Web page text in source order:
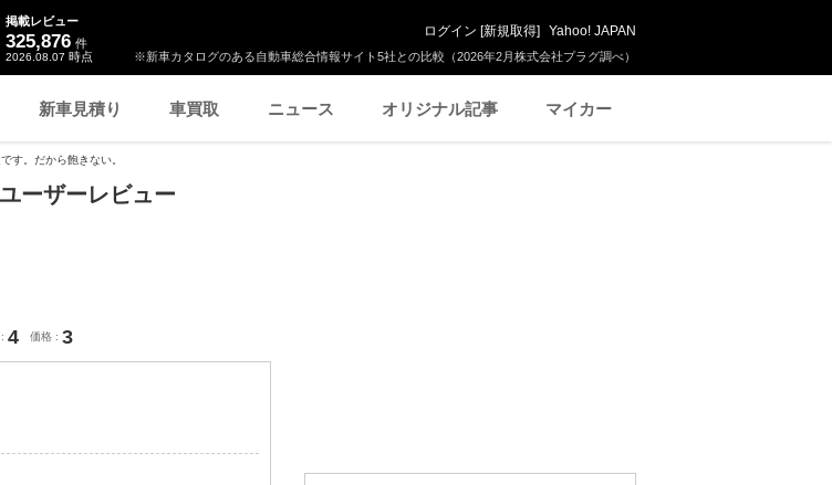
※新車カタログのある自動車総合情報サイト5社との比較（2026年2月株式会社プラグ調べ）
掲載レビュー
325,876 件
2026.08.07 時点
ログイン [新規取得] Yahoo! JAPAN
新車見積り 車買取 ニュース オリジナル記事 マイカー
す。だから飽きない。
ーザーレビュー
4 価格 3